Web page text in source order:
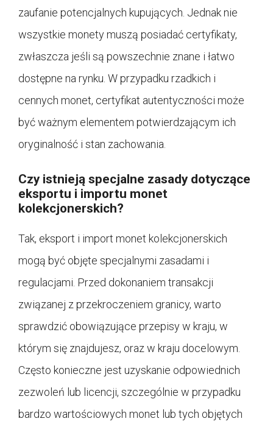
zaufanie potencjalnych kupujących. Jednak nie
wszystkie monety muszą posiadać certyfikaty,
zwłaszcza jeśli są powszechnie znane i łatwo
dostępne na rynku. W przypadku rzadkich i
cennych monet, certyfikat autentyczności może
być ważnym elementem potwierdzającym ich
oryginalność i stan zachowania.
Czy istnieją specjalne zasady dotyczące
eksportu i importu monet
kolekcjonerskich?
Tak, eksport i import monet kolekcjonerskich
mogą być objęte specjalnymi zasadami i
regulacjami. Przed dokonaniem transakcji
związanej z przekroczeniem granicy, warto
sprawdzić obowiązujące przepisy w kraju, w
którym się znajdujesz, oraz w kraju docelowym.
Często konieczne jest uzyskanie odpowiednich
zezwoleń lub licencji, szczególnie w przypadku
bardzo wartościowych monet lub tych objętych